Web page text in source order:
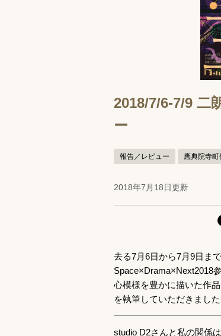
2018/7/6-7/9 二
ー
報告／レビュー 應典院寺
2018年7月18日更新
去る7月6日から7月9日ま
Space×Drama×Next2018
心模様を豊かに描いた作
を執筆していただきました
studio D2さんと私の関係は